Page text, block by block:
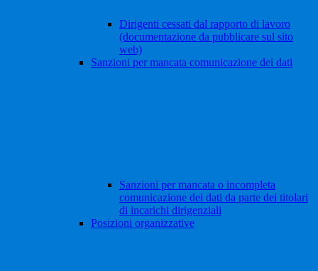
Dirigenti cessati dal rapporto di lavoro
(documentazione da pubblicare sul sito
web)
Sanzioni per mancata comunicazione dei dati
Sanzioni per mancata o incompleta
comunicazione dei dati da parte dei titolari
di incarichi dirigenziali
Posizioni organizzative